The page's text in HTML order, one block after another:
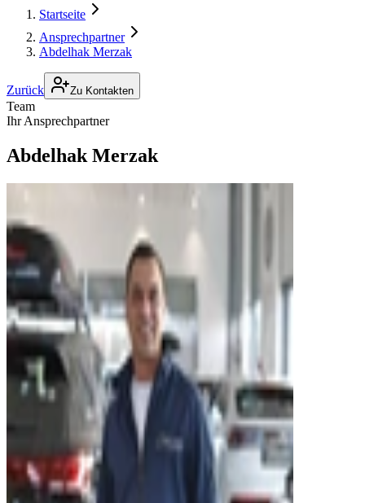
Startseite
Ansprechpartner
Abdelhak Merzak
Zurück Zu Kontakten
Team
Ihr Ansprechpartner
Abdelhak Merzak